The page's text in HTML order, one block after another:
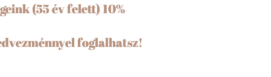
(55 év felett) 10%
foglalhatsz!